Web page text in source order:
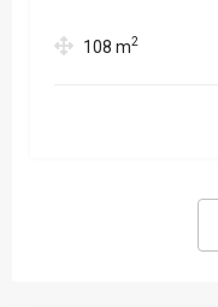
108 m2